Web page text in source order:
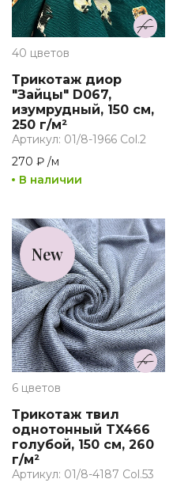
40 цветов
Трикотаж диор
"Зайцы" D067,
изумрудный, 150 см,
250 г/м²
Артикул: 01/8-1966 Col.2
270 ₽ /м
В наличии
New
6 цветов
Трикотаж твил
однотонный TX466
голубой, 150 см, 260
г/м²
Артикул: 01/8-4187 Col.53